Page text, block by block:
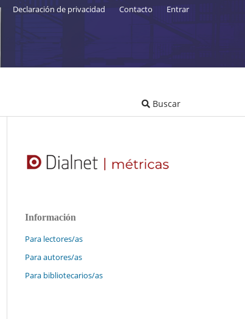
Buscar
Declaración de privacidad Contacto Entrar
Información
Para lectores/as
Para autores/as
Para bibliotecarios/as